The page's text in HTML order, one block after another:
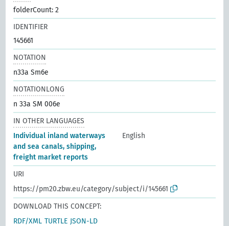
folderCount: 2
IDENTIFIER
145661
NOTATION
n33a Sm6e
NOTATIONLONG
n 33a SM 006e
IN OTHER LANGUAGES
Individual inland waterways
and sea canals, shipping,
freight market reports
English
URI
https://pm20.zbw.eu/category/subject/i/145661
DOWNLOAD THIS CONCEPT:
RDF/XML TURTLE JSON-LD